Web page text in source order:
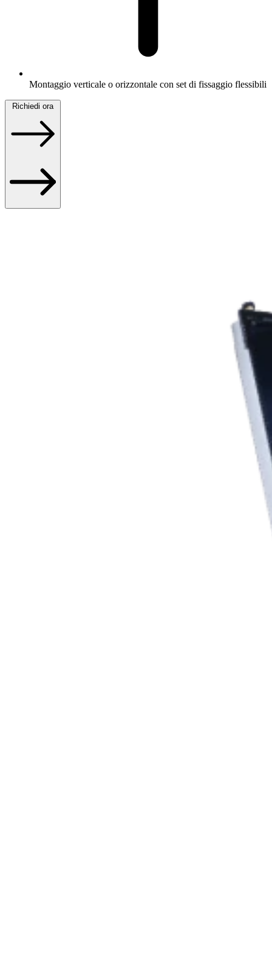
Montaggio verticale o orizzontale con set di fissaggio flessibili
Richiedi ora